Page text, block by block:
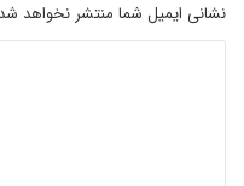
نشانی ایمیل شما منتشر نخواهد